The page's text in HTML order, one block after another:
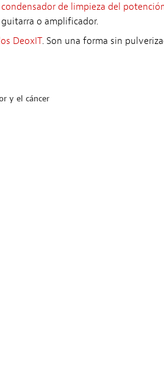
condensador de limpieza del
o amplificador.
DeoxIT. Son una forma sin
y el cáncer